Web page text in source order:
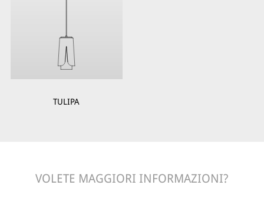
TULIPA
VOLETE MAGGIORI INFORMAZIONI?